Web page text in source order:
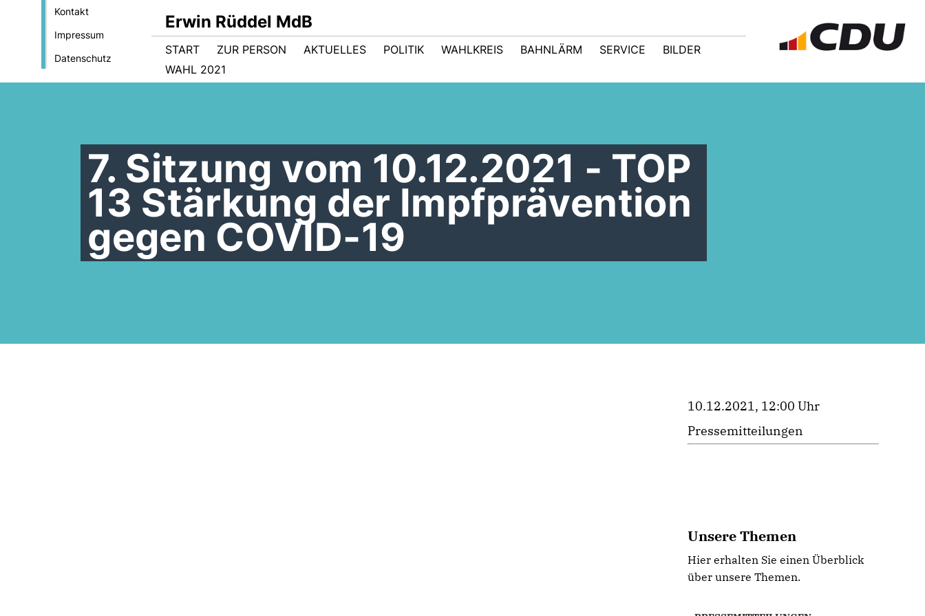
Kontakt
Impressum
Datenschutz
Erwin Rüddel MdB
START ZUR PERSON AKTUELLES POLITIK WAHLKREIS BAHNLÄRM SERVICE
BILDER
WAHL 2021
7. Sitzung vom 10.12.2021 - TOP
13 Stärkung der Impfprävention
gegen COVID-19
10.12.2021, 12:00 Uhr
Pressemitteilungen
Unsere Themen
Hier erhalten Sie einen Überblick
über unsere Themen.